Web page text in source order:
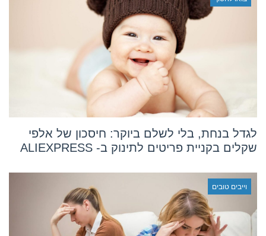
לגדל בנחת, בלי לשלם ביוקר: חיסכון של אלפי
שקלים בקניית פריטים לתינוק ב- ALIEXPRESS
וייבים טובים